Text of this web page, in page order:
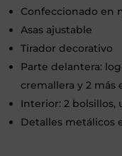
Confeccionado en
Asas ajustable
Tirador decorativo
Parte delantera:
cremallera y 2 más
Interior: 2 bolsillos,
Detalles metálicos